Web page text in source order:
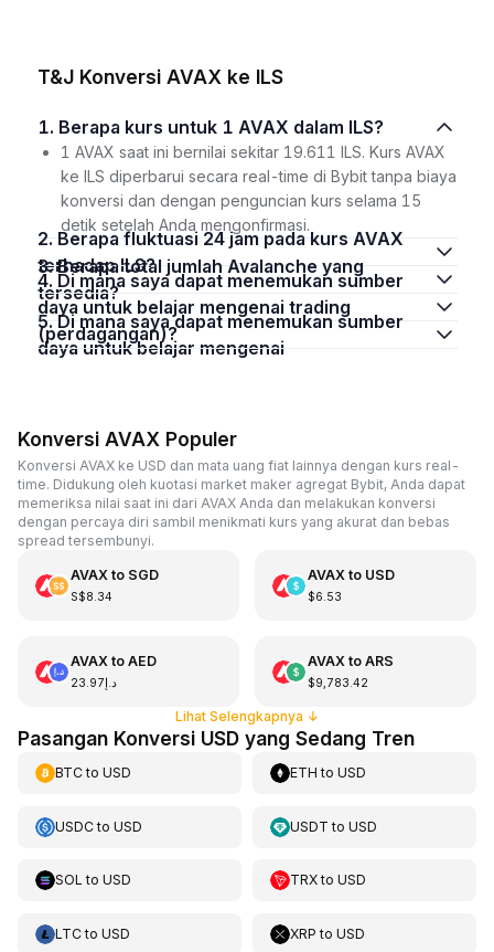
T&J Konversi AVAX ke ILS
1. Berapa kurs untuk 1 AVAX dalam ILS?
1 AVAX saat ini bernilai sekitar 19.611 ILS. Kurs AVAX
ke ILS diperbarui secara real-time di Bybit tanpa biaya
konversi dan dengan penguncian kurs selama 15
detik setelah Anda mengonfirmasi.
2. Berapa fluktuasi 24 jam pada kurs AVAX
terhadap ILS?
3. Berapa total jumlah Avalanche yang
tersedia?
4. Di mana saya dapat menemukan sumber
daya untuk belajar mengenai trading
(perdagangan)?
5. Di mana saya dapat menemukan sumber
daya untuk belajar mengenai
Konversi AVAX Populer
Konversi AVAX ke USD dan mata uang fiat lainnya dengan kurs real-
time. Didukung oleh kuotasi market maker agregat Bybit, Anda dapat
memeriksa nilai saat ini dari AVAX Anda dan melakukan konversi
dengan percaya diri sambil menikmati kurs yang akurat dan bebas
spread tersembunyi.
AVAXto SGD
S$8.34
AVAXto USD
$6.53
AVAXto AED
د.إ23.97
AVAXto ARS
$9,783.42
Lihat Selengkapnya ↓
Pasangan Konversi USD yang Sedang Tren
BTCto USD ETH toUSD
USDCto USD USDT toUSD
SOL to USD TRXtoUSD
LTCto USD XRP toUSD